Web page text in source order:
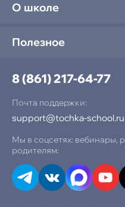
О школе
Полезное
8 (861) 217-64-77
Почта поддержки:
support@tochka-school.ru
Мы в соцсетях: вебинары,
родителям: